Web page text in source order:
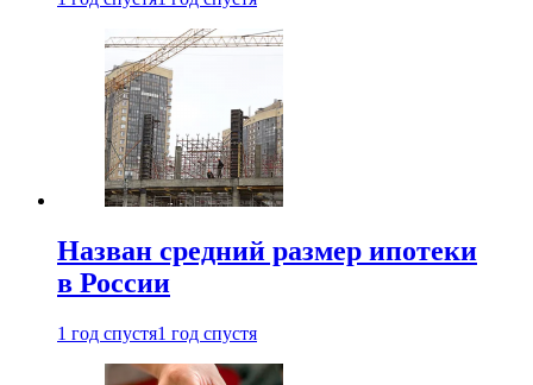
Назван средний размер ипотеки
в России
1 год спустя1 год спустя